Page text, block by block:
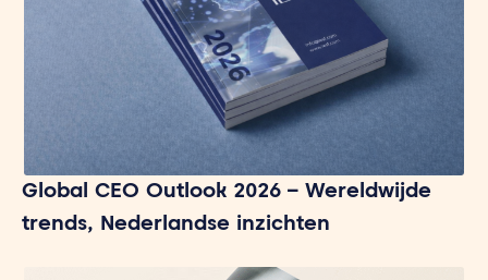
Global CEO Outlook 2026 – Wereldwijde
trends, Nederlandse inzichten